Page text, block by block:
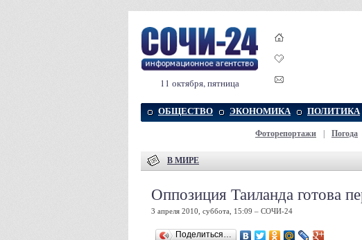
11 октября, пятница
ОБЩЕСТВО ЭКОНОМИКА ПОЛИТИКА
Фоторепортажи Погода
В МИРЕ
Оппозиция Таиланда готова
3 апреля 2010, суббота, 15:09 – СОЧИ-24
Поделиться…